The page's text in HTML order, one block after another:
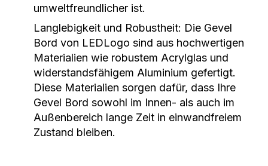
umweltfreundlicher ist.
Langlebigkeit und Robustheit: Die Gevel
Bord von LEDLogo sind aus hochwertigen
Materialien wie robustem Acrylglas und
widerstandsfähigem Aluminium gefertigt.
Diese Materialien sorgen dafür, dass Ihre
Gevel Bord sowohl im Innen- als auch im
Außenbereich lange Zeit in einwandfreiem
Zustand bleiben.